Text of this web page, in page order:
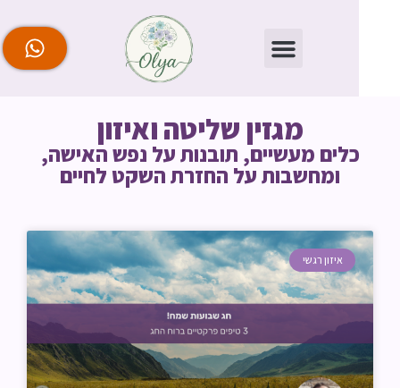
מגזין שליטה ואיזון
כלים מעשיים, תובנות על נפש האישה,
ומחשבות על החזרת השקט לחיים
איזון רגשי